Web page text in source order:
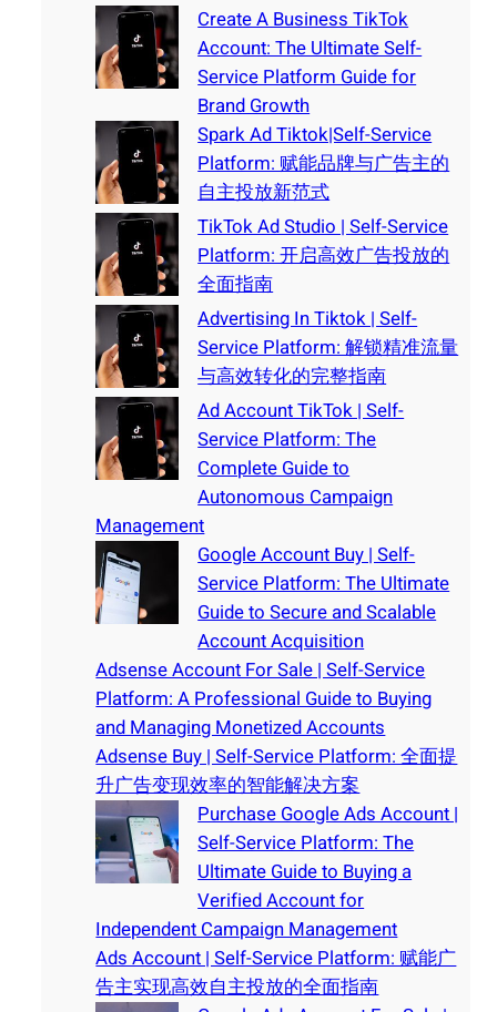
Create A Business TikTok
Account: The Ultimate Self-
Service Platform Guide for
Brand Growth
Spark Ad Tiktok|Self-Service
Platform: 赋能品牌与广告主的
自主投放新范式
TikTok Ad Studio | Self-Service
Platform: 开启高效广告投放的
全面指南
Advertising In Tiktok | Self-
Service Platform: 解锁精准流量
与高效转化的完整指南
Ad Account TikTok | Self-
Service Platform: The
Complete Guide to
Autonomous Campaign
Management
Google Account Buy | Self-
Service Platform: The Ultimate
Guide to Secure and Scalable
Account Acquisition
Adsense Account For Sale | Self-Service
Platform: A Professional Guide to Buying
and Managing Monetized Accounts
Adsense Buy | Self-Service Platform: 全面提
升广告变现效率的智能解决方案
Purchase Google Ads Account |
Self-Service Platform: The
Ultimate Guide to Buying a
Verified Account for
Independent Campaign Management
Ads Account | Self-Service Platform: 赋能广
告主实现高效自主投放的全面指南